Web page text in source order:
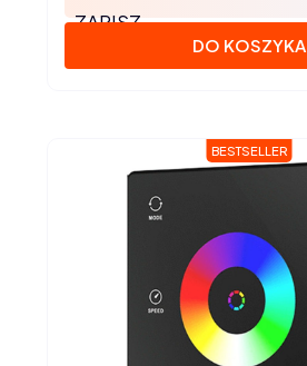
ZAPISZ
DO KOSZYKA
BESTSELLER